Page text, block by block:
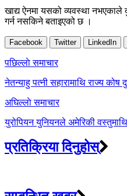
खाद्य ऐनमा यसको व्यवस्था नभएकाले
गर्न नसकिने बताइएको छ ।
Facebook Twitter LinkedIn
Post
navigation
पछिल्लाे समाचार
नेतन्याहु पत्नी सहारामाथि राज्य कोष
अघिल्लाे समाचार
युरोपियन युनियनले अमेरिकी
प्रतिक्रिया दिनुहोस्